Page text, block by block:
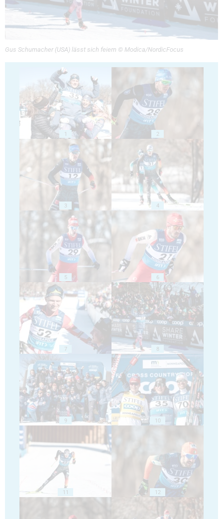
Gus Schumacher (USA) lässt sich feiern © Modica/NordicFocus
1 2
3 4
5 6
7 8
9 10
11 12